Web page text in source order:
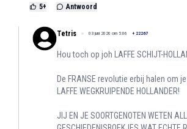
5+ Antwoord
Tetris 03 juni 2026 om 5:06 + 22267
Hou toch op joh LAFFE SCHIJT-
De FRANSE revolutie erbij halen om
LAFFE WEGKRUIPENDE HOLLANDER!
JIJ EN JE SOORTGENOTEN WETEN